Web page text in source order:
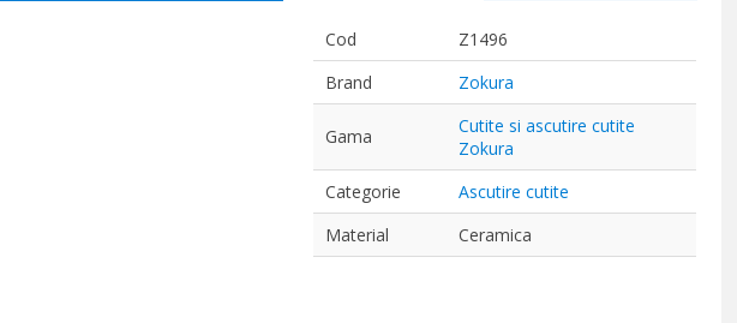
Cod
Z1496
Brand
Zokura
Gama
Cutite si ascutire cutite
Zokura
Categorie
Ascutire cutite
Material
Ceramica